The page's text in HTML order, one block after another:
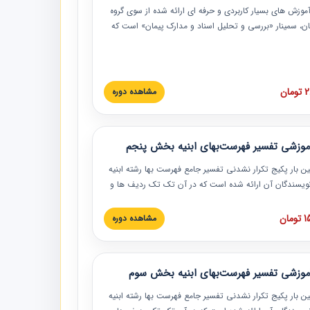
های بسیار کاربردی و حرفه‏ ای ارائه شده از سوی گروه
سمینار «بررسی و تحلیل اسناد و مدارک پیمان» است که
این خصوص ارائه شده است.
مشاهده دوره
تفسیر فهرست‌بهای ابنیه بخش پنجم
بار پکیج تکرار نشدنی تفسیر جامع فهرست بها رشته ابنیه
نویسندگان آن ارائه شده است که در آن تک تک ردیف ها و
و به همراه تصاویر عملیات اجرایی مرتبط با ردیف های
بها ارائه شده است. این دوره با کلام مهندس
مدیر پروژه مهندسی مشاور در امر بازنگری فهرست
حال فعالیت هستند حتما توصیه می کنیم از مطالب این
نمایند.
مشاهده دوره
تفسیر فهرست‌بهای ابنیه بخش سوم
بار پکیج تکرار نشدنی تفسیر جامع فهرست بها رشته ابنیه